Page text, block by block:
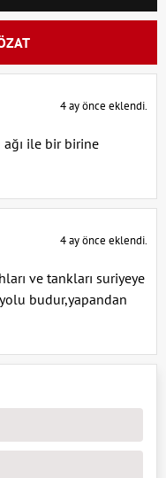
4 ay önce eklendi.
ile bir birine
4 ay önce eklendi.
ve tankları suriyeye
budur,yapandan